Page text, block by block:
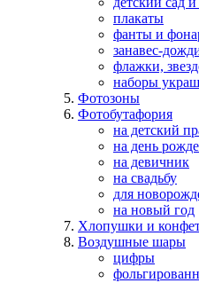
плакаты
фанты и
занавес-
флажки,
наборы
Фотозоны
Фотобутафория
на детский
на день
на девичник
на свадьбу
для
на новый год
Хлопушки и
Воздушные шары
цифры